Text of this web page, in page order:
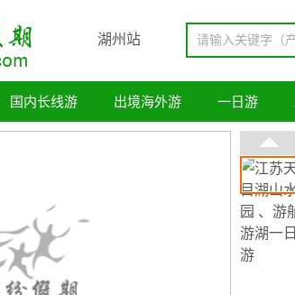
湖州站
国内长线游 出境海外游 一日游